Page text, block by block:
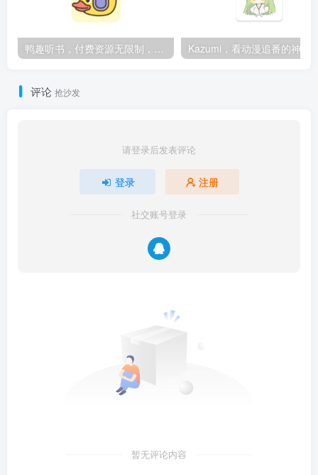
鸭趣听书，付费资源无限制，内置多书源
评论 抢沙发
请登录后发表评论
登录 注册
社交账号登录
暂无评论内容